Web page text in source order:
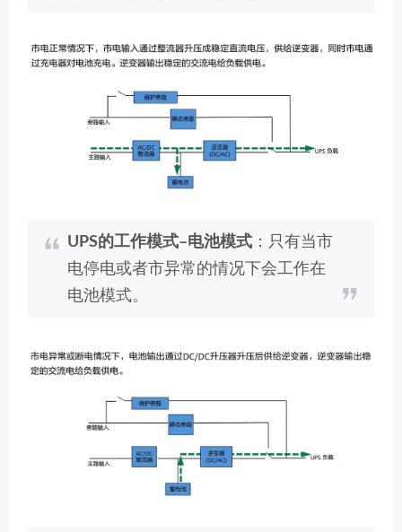
UPS的工作模式–电池模式 ：只有当市
电停电或者市异常的情况下会工作在
电池模式。